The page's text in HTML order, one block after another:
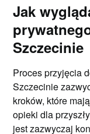
Jak
Szczecinie
Proces przyjęcia
Szczecinie
kroków, które
opieki dla
jest zazwyczaj